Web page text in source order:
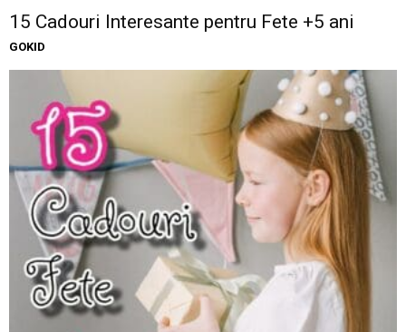
15 Cadouri Interesante pentru Fete +5 ani
GOKID